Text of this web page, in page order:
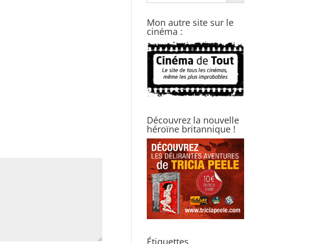
Mon autre site sur le
cinéma :
Découvrez la nouvelle
héroïne britannique !
Étiquettes